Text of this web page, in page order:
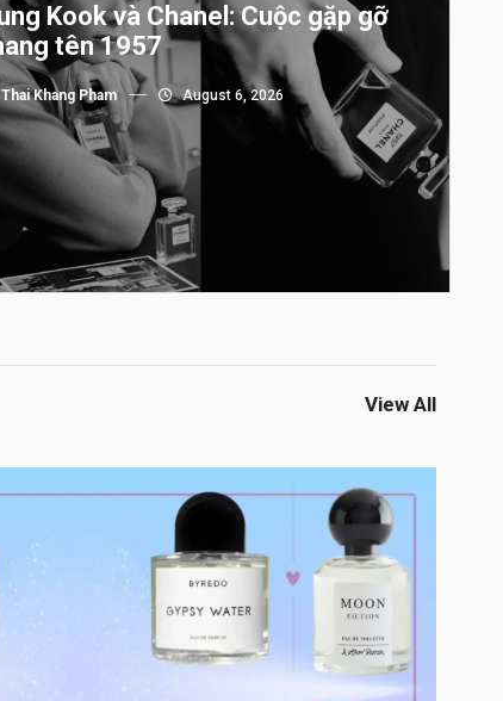
Kook và Chanel: Cuộc gặp gỡ
tên 1957
Thai Khang Pham August 6, 2026
View All